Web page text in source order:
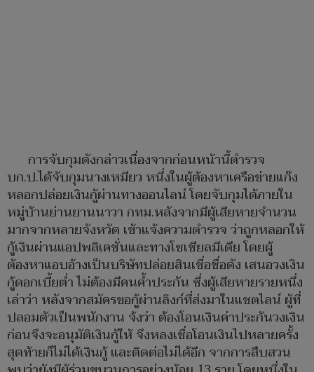
การจับกุมดังกล่าวเนื่องจากก่อนหน้านี้ตำรวจ
บก.ป.ได้จับกุมนางเหมียว หนึ่งในผู้ต้องหาเครือข่ายแก๊ง
หลอกปล่อยเงินกู้ผ่านทางออนไลน์ โดยจับกุมได้ภายใน
หมู่บ้านย่านยานนาวา กทม.หลังจากมีผู้เสียหายจำนวน
มากจากหลายจังหวัด เข้าแจ้งความตำรวจ ว่าถูกหลอกให้
กู้เงินผ่านแอปพลิเคชั่นและทางโซเชียลมีเดีย โดยผู้
ต้องหาแอบอ้างเป็นบริษัทปล่อยสินเชื่อชื่อดัง เสนอวงเงิน
กู้ดอกเบี้ยต่ำ ไม่ต้องมีคนค้ำประกัน ซึ่งผู้เสียหายรายหนึ่ง
เล่าว่า หลังจากสมัครขอกู้ผ่านลิงก์ที่ส่งมาในแชตไลน์ ผู้ที่
ปลอมตัวเป็นพนักงาน จ้งว่า ต้องโอนเงินค่าประกันวงเงิน
ก่อนจึงจะอนุมัติเงินกู้ให้ จึงหลงเชื่อโอนเงินไปหลายครั้ง
สุดท้ายก็ไม่ได้เงินกู้ และติดต่อไม่ได้อีก จากการสืบสวน